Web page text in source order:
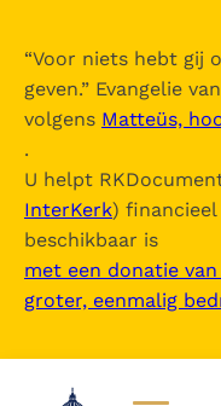
“Voor niets hebt gij
geven.” Evangelie
volgens Matteüs,
.
U helpt
InterKerk)
beschikbaar is
met een donatie van
groter, eenmalig